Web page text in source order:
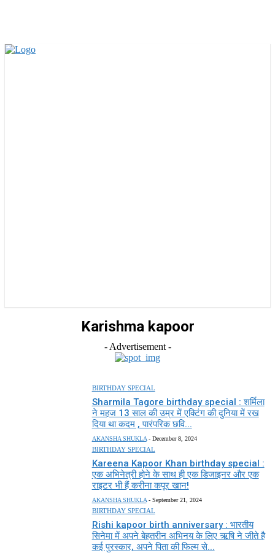
Karishma kapoor
- Advertisement -
BIRTHDAY SPECIAL
Sharmila Tagore birthday special : शर्मिला
ने महज 13 साल की उम्र में एक्टिंग की दुनिया में रख
दिया था कदम , पारंपरिक छवि...
AKANSHA SHUKLA - December 8, 2024
BIRTHDAY SPECIAL
Kareena Kapoor Khan birthday special :
एक अभिनेत्री होने के साथ ही एक डिजाइनर और एक
राइटर भी हैं करीना कपूर खान!
AKANSHA SHUKLA - September 21, 2024
BIRTHDAY SPECIAL
Rishi kapoor birth anniversary : भारतीय
सिनेमा में अपने बेहतरीन अभिनय के लिए ऋषि ने जीते है
कई पुरस्कार, अपने पिता की फिल्म से...